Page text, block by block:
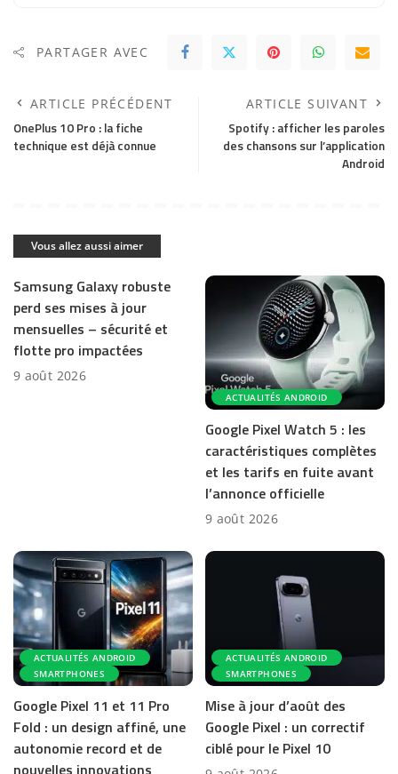
PARTAGER AVEC
ARTICLE PRÉCÉDENT
OnePlus 10 Pro : la fiche
technique est déjà connue
ARTICLE SUIVANT
Spotify : afficher les paroles
des chansons sur l’application
Android
Vous allez aussi aimer
Samsung Galaxy robuste
perd ses mises à jour
mensuelles – sécurité et
flotte pro impactées
9 août 2026
ACTUALITÉS ANDROID
Google Pixel Watch 5 : les
caractéristiques complètes
et les tarifs en fuite avant
l’annonce officielle
9 août 2026
ACTUALITÉS ANDROID
SMARTPHONES
Google Pixel 11 et 11 Pro
Fold : un design affiné, une
autonomie record et de
nouvelles innovations
ACTUALITÉS ANDROID
SMARTPHONES
Mise à jour d’août des
Google Pixel : un correctif
ciblé pour le Pixel 10